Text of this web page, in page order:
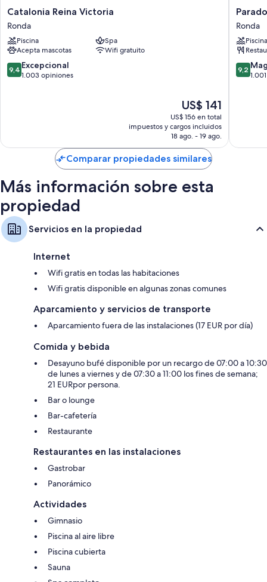
Catalonia
Reina
Victoria
Ronda
Catalonia Reina Victoria
Ronda
Piscina
Spa
Acepta mascotas
Wifi gratuito
9.4
de
9,4 Excepcional
1.003 opiniones
El
precio
actual
es
de
US$ 141
US$ 141
US$ 156 en total
impuestos y cargos incluidos
18 ago. - 19 ago.
Parador
de
Ronda
Ronda
Ronda
Piscina
9.2
de
9,2
Comparar propiedades similares
Más información sobre esta
propiedad
Servicios en la propiedad
Internet
Wifi gratis en todas las habitaciones
Wifi gratis disponible en algunas zonas comunes
Aparcamiento y servicios de transporte
Aparcamiento fuera de las instalaciones (17 EUR por día)
Comida y bebida
Desayuno bufé disponible por un recargo de 07:00 a 10:30
de lunes a viernes y de 07:30 a 11:00 los fines de semana;
21 EURpor persona.
Bar o lounge
Bar-cafetería
Restaurante
Restaurantes en las instalaciones
Gastrobar
Panorámico
Actividades
Gimnasio
Piscina al aire libre
Piscina cubierta
Sauna